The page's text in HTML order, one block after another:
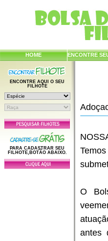
HOME ENCONTRE
ENCONTRE AQUI O SEU
FILHOTE
PARA CADASTRAR SEU
FILHOTE,BOTÃO ABAIXO.
O
antes